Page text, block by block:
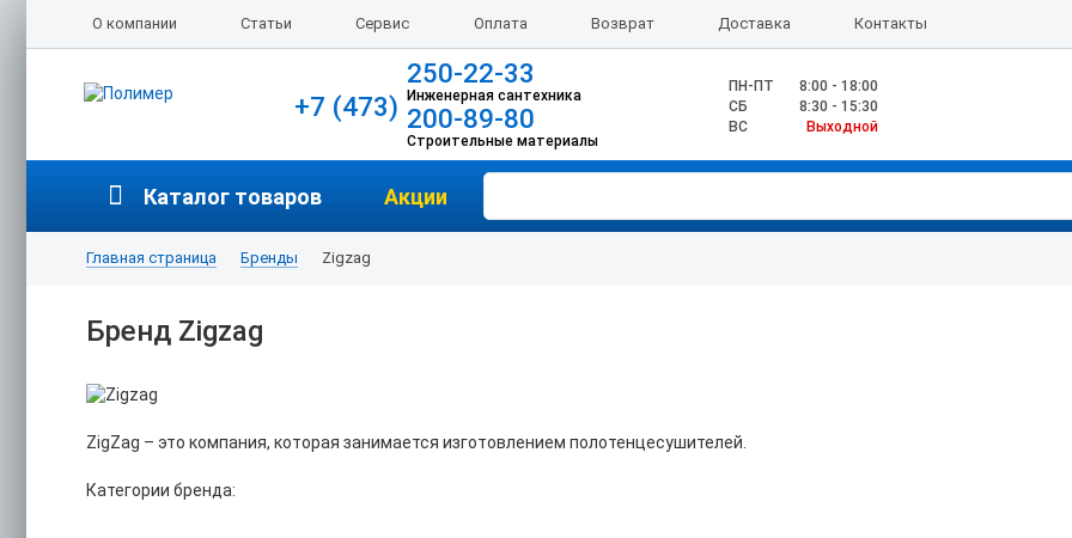
О компании Статьи Сервис Оплата Возврат Доставка Контакты
+7 (473)
250-22-33
Инженерная сантехника
200-89-80
Строительные материалы
ПН-ПТ
8:00 - 18:00
CБ
8:30 - 15:30
ВС
Выходной
Каталог товаров Акции
Главная страница Бренды Zigzag
Бренд Zigzag
ZigZag – это компания, которая занимается изготовлением полотенцесушителей.
Категории бренда: